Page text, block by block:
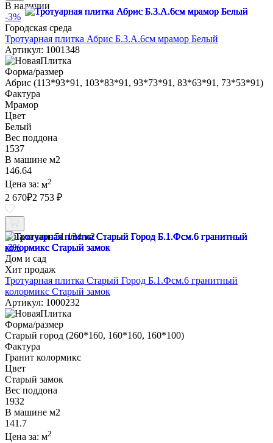
В наличии
-3%
Городская среда
Тротуарная плитка Абрис Б.3.А.6см мрамор Белый
Артикул: 1001348
Форма/размер
Абрис (113*93*91, 103*83*91, 93*73*91, 83*63*91, 73*53*91)
Фактура
Мрамор
Цвет
Белый
Вес поддона
1537
В машине м2
146.64
Цена за: м2
2 670₽2 753 ₽
В наличии: 51.134 м2
-3%
Дом и сад
Хит продаж
Тротуарная плитка Старый Город Б.1.Фсм.6 гранитный
колормикс Старый замок
Артикул: 1000232
Форма/размер
Старый город (260*160, 160*160, 160*100)
Фактура
Гранит колормикс
Цвет
Старый замок
Вес поддона
1932
В машине м2
141.7
Цена за: м2